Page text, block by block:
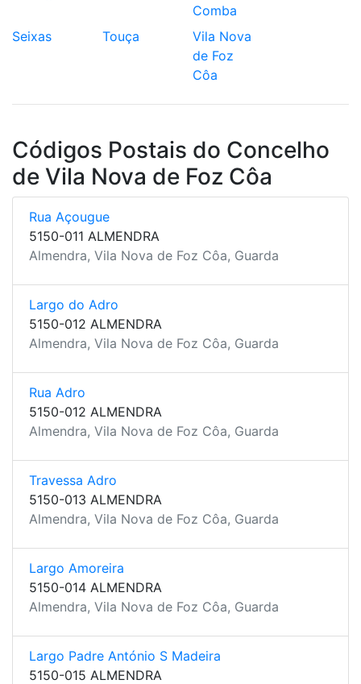
Comba
Seixas Touça
Vila Nova
de Foz
Côa
Códigos Postais do Concelho
de Vila Nova de Foz Côa
Rua Açougue
5150-011 ALMENDRA
Almendra, Vila Nova de Foz Côa, Guarda
Largo do Adro
5150-012 ALMENDRA
Almendra, Vila Nova de Foz Côa, Guarda
Rua Adro
5150-012 ALMENDRA
Almendra, Vila Nova de Foz Côa, Guarda
Travessa Adro
5150-013 ALMENDRA
Almendra, Vila Nova de Foz Côa, Guarda
Largo Amoreira
5150-014 ALMENDRA
Almendra, Vila Nova de Foz Côa, Guarda
Largo Padre António S Madeira
5150-015 ALMENDRA